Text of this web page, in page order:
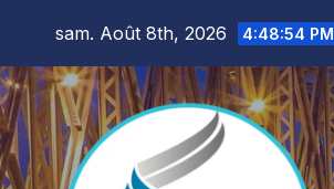
content
sam. Août 8th, 2026 4:48:55 PM